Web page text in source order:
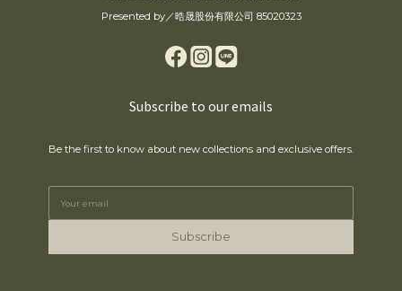
Presented by／晧晟股份有限公司 85020323
Subscribe to our emails
Be the first to know about new collections and exclusive offers.
Subscribe